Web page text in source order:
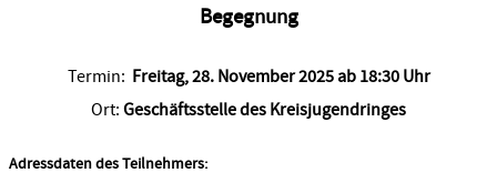
Begegnung
Termin: Freitag, 28. November 2025 ab 18:30 Uhr
Ort: Geschäftsstelle des Kreisjugendringes
Adressdaten des Teilnehmers: